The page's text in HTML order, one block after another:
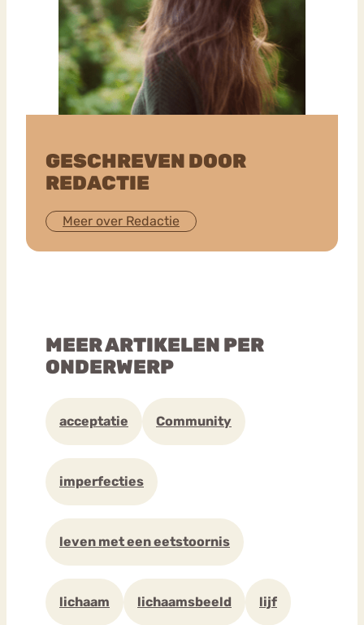
GESCHREVEN DOOR
REDACTIE
Meer over Redactie
MEER ARTIKELEN PER
ONDERWERP
acceptatie Community
imperfecties
leven met een eetstoornis
lichaam lichaamsbeeld lijf